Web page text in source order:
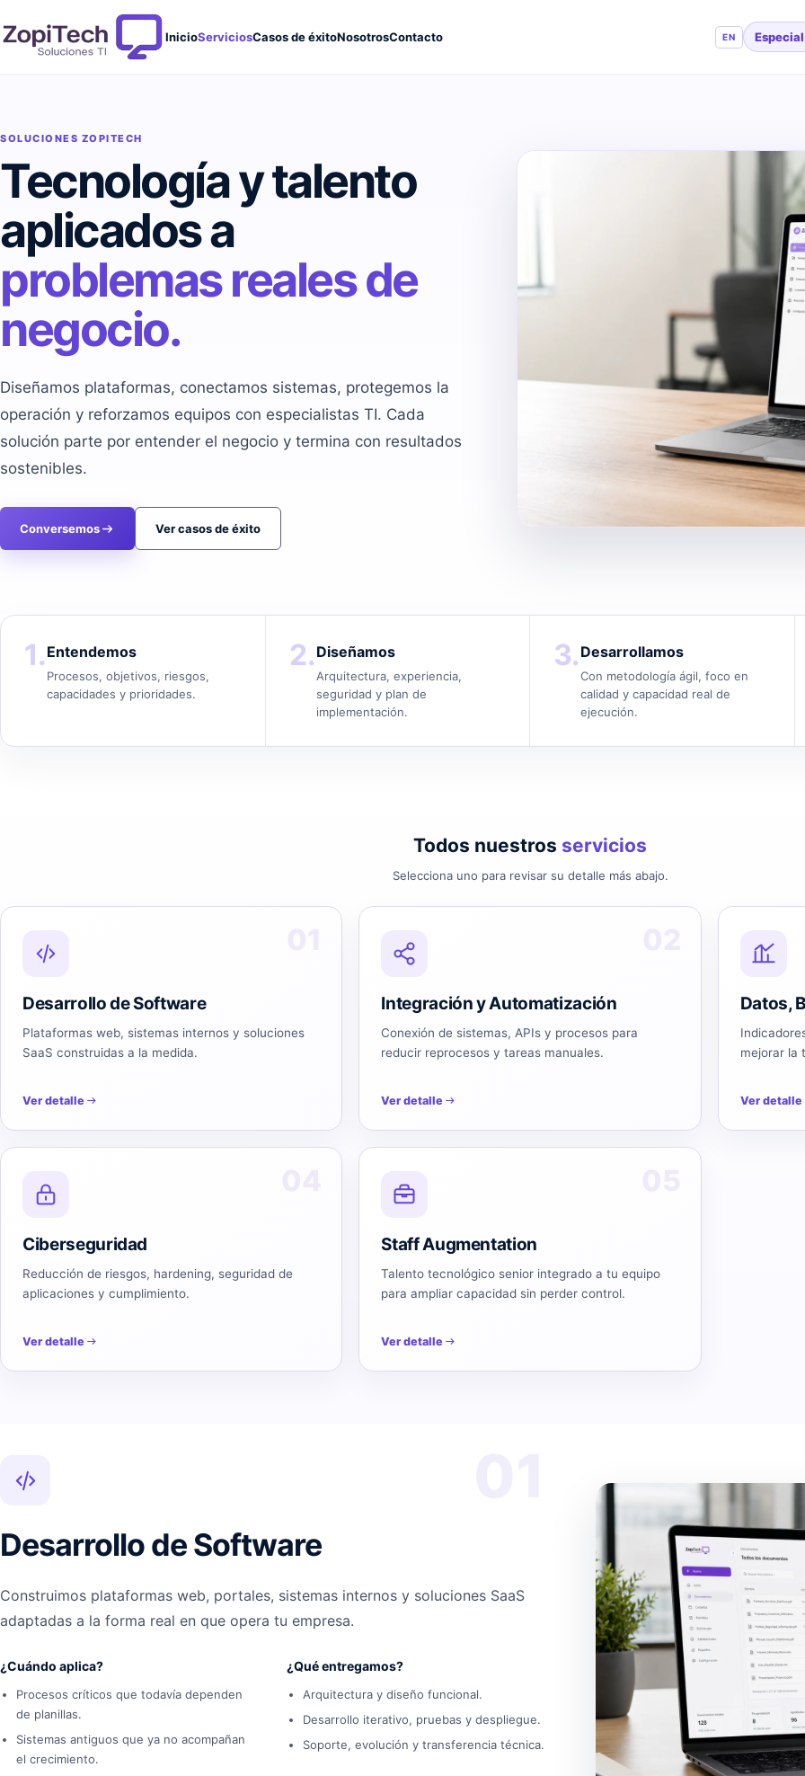
InicioServiciosCasos de éxitoNosotrosContacto EN
SOLUCIONES ZOPITECH
Tecnología y talento
aplicados a
problemas reales de
negocio.
Diseñamos plataformas, conectamos sistemas, protegemos la
operación y reforzamos equipos con especialistas TI. Cada
solución parte por entender el negocio y termina con resultados
sostenibles.
Conversemos Ver casos de éxito
1. Entendemos
Procesos, objetivos, riesgos,
capacidades y prioridades.
2. Diseñamos
Arquitectura, experiencia,
seguridad y plan de
implementación.
3. Desarrollamos
Con metodología ágil, foco en
calidad y capacidad real de
ejecución.
Todos nuestros servicios
Selecciona uno para revisar su detalle más abajo.
Desarrollo de Software
Plataformas web, sistemas internos y soluciones
SaaS construidas a la medida.
Ver detalle
Integración y Automatización
Conexión de sistemas, APIs y procesos para
reducir reprocesos y tareas manuales.
Ver detalle
Datos,
mejorar la
Ver detalle
Ciberseguridad
Reducción de riesgos, hardening, seguridad de
aplicaciones y cumplimiento.
Ver detalle
Staff Augmentation
Talento tecnológico senior integrado a tu equipo
para ampliar capacidad sin perder control.
Ver detalle
Desarrollo de Software
Construimos plataformas web, portales, sistemas internos y soluciones SaaS
adaptadas a la forma real en que opera tu empresa.
¿Cuándo aplica?
Procesos críticos que todavía dependen
de planillas.
Sistemas antiguos que ya no acompañan
el crecimiento.
¿Qué entregamos?
Arquitectura y diseño funcional.
Desarrollo iterativo, pruebas y despliegue.
Soporte, evolución y transferencia técnica.